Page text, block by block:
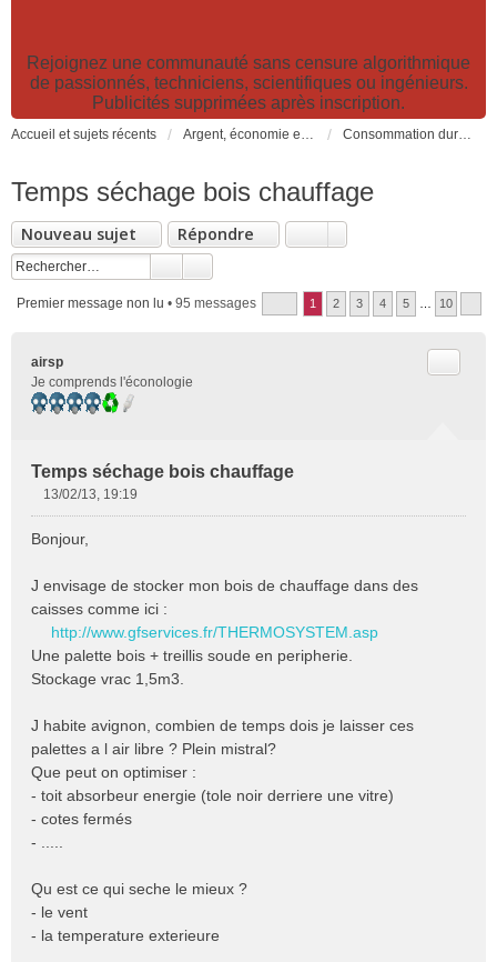
Rejoignez une communauté sans censure algorithmique
de passionnés, techniciens, scientifiques ou ingénieurs.
Publicités supprimées après inscription.
Accueil et sujets récents Argent, économie et finance. Alimentation et agriculture. Développement durable, pollution de l'air et catastrophes. Gestion des déchets. Consommation durable: consommer responsable, alimentation, trucs et astuces
Temps séchage bois chauffage
Nouveau sujet Répondre
Premier message non lu • 95 messages 1 2 3 4 5 10
airsp
Je comprends l'éconologie
Temps séchage bois chauffage
s
a
g
n
u
13/02/13, 19:19
Bonjour,
J envisage de stocker mon bois de chauffage dans des
caisses comme ici :
http://www.gfservices.fr/THERMOSYSTEM.asp
Une palette bois + treillis soude en peripherie.
Stockage vrac 1,5m3.
J habite avignon, combien de temps dois je laisser ces
palettes a l air libre ? Plein mistral?
Que peut on optimiser :
- toit absorbeur energie (tole noir derriere une vitre)
- cotes fermés
- .....
Qu est ce qui seche le mieux ?
- le vent
- la temperature exterieure